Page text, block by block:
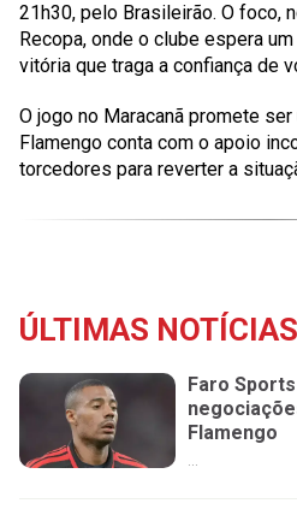
21h30, pelo Brasileirão. O foco,
Recopa, onde o clube espera
vitória que traga a confiança de
O jogo no Maracanã promete
Flamengo conta com o apoio
torcedores para reverter a
ÚLTIMAS NOTÍCIAS
Faro
Flamengo
...